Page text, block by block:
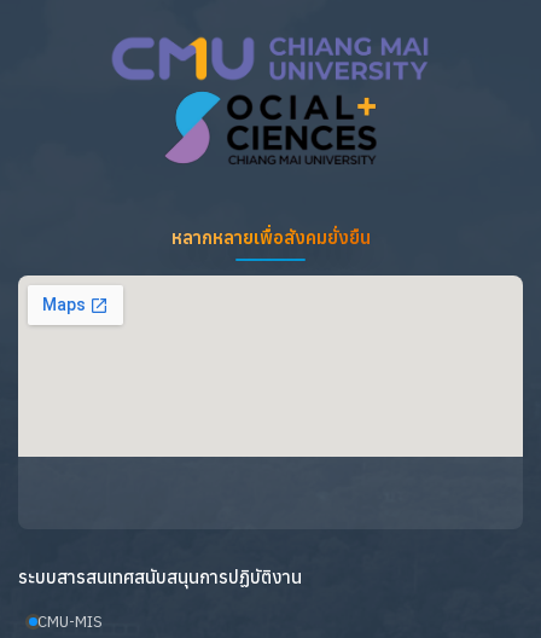
หลากหลายเพื่อสังคมยั่งยืน
ระบบสารสนเทศสนับสนุนการปฏิบัติงาน
CMU-MIS